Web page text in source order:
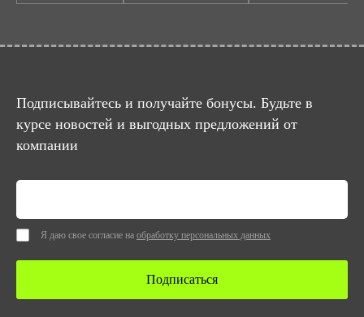
Подписывайтесь и получайте бонусы. Будьте в
курсе новостей и выгодных предложений от
компании
Я даю свое согласие на обработку персональных данных
Подписаться